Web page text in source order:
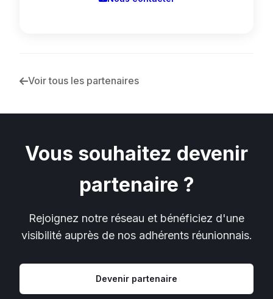
Voir tous les partenaires
Vous souhaitez devenir
partenaire ?
Rejoignez notre réseau et bénéficiez d'une
visibilité auprès de nos adhérents réunionnais.
Devenir partenaire